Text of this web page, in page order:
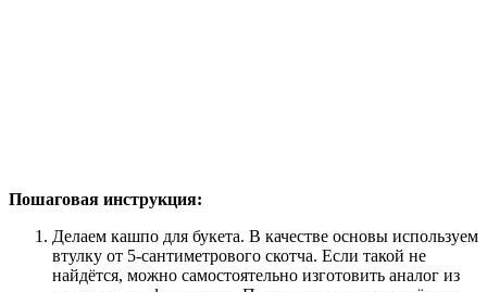
Пошаговая инструкция:
Делаем кашпо для букета. В качестве основы используем
втулку от 5-сантиметрового скотча. Если такой не
найдётся, можно самостоятельно изготовить аналог из